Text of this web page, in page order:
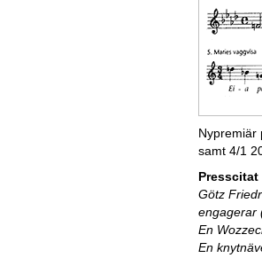
Nypremiär
samt 4/1
Presscitat
Götz
engagerar
En
En